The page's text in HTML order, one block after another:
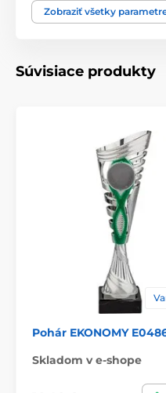
Výška cm
Motív
Spôsob personalizácie
Zobraziť všetky
Súvisiace produkty
Pohár EKONOMY
Skladom v e-shope